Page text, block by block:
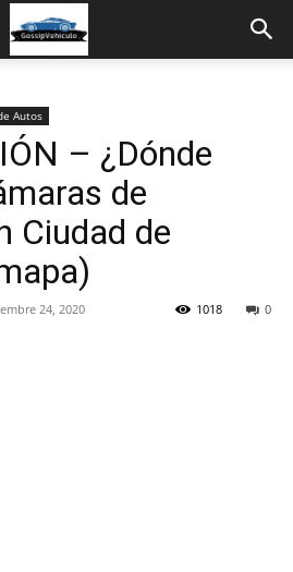
Autos
– ¿Dónde
de
Ciudad de
24, 2020 0
1018